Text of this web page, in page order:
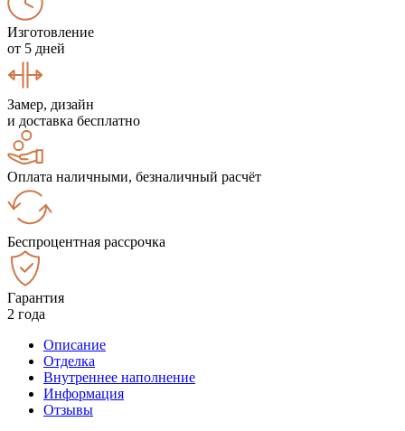
Изготовление
от 5 дней
Замер, дизайн
и доставка бесплатно
Оплата наличными, безналичный расчёт
Беспроцентная рассрочка
Гарантия
2 года
Описание
Отделка
Внутреннее наполнение
Информация
Отзывы